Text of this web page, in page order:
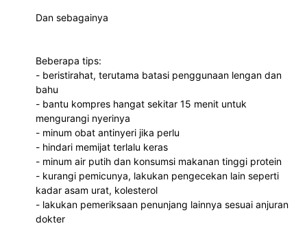
Dan sebagainya
Beberapa tips:
- beristirahat, terutama batasi penggunaan lengan dan
bahu
- bantu kompres hangat sekitar 15 menit untuk
mengurangi nyerinya
- minum obat antinyeri jika perlu
- hindari memijat terlalu keras
- minum air putih dan konsumsi makanan tinggi protein
- kurangi pemicunya, lakukan pengecekan lain seperti
kadar asam urat, kolesterol
- lakukan pemeriksaan penunjang lainnya sesuai anjuran
dokter